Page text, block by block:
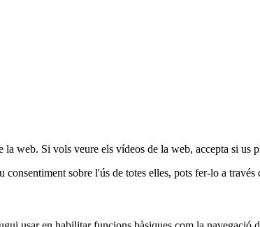
web. Si vols veure els vídeos de la web, accepta si us
sobre l'ús de totes elles, pots fer-lo a